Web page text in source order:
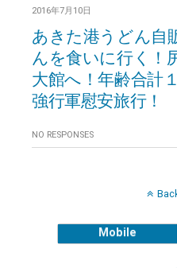
2016年7月10日
あきた港うどん自
んを食いに行く！
大館へ！年齢合計
強行軍慰安旅行！
NO RESPONSES
Mobile